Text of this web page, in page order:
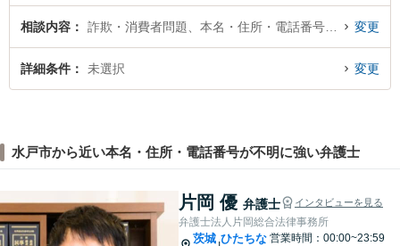
相談内容 変更
詳細条件 未選択 変更
水戸市から近い本名・住所・電話番号が不明に強い弁護士
片岡 優 弁護士 インタビューを見る
弁護士法人片岡総合法律事務所
茨城 ひたちな 営業時間：00:00~23:59